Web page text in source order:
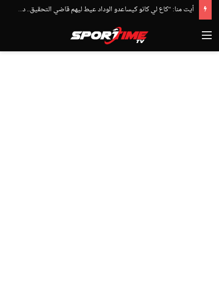
أيت منا: “كاع لي كانو كيساعدو الوداد عيط ليهم قاضي التحقيق.. دابا حتى شي واحد ما بقا باغي يعاون”
القائمة